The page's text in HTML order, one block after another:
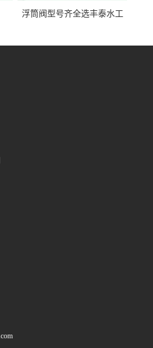
浮筒阀型号齐全选丰泰水工
道水库电站污水处理钢制闸